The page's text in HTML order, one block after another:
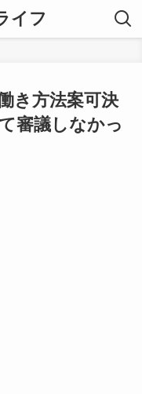
イフ
き方法案可決
審議しなかっ